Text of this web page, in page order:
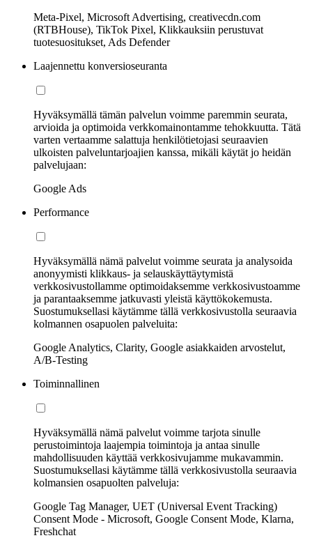
Meta-Pixel, Microsoft Advertising, creativecdn.com
(RTBHouse), TikTok Pixel, Klikkauksiin perustuvat
tuotesuositukset, Ads Defender
Laajennettu konversioseuranta
Hyväksymällä tämän palvelun voimme paremmin seurata,
arvioida ja optimoida verkkomainontamme tehokkuutta. Tätä
varten vertaamme salattuja henkilötietojasi seuraavien
ulkoisten palveluntarjoajien kanssa, mikäli käytät jo heidän
palvelujaan:
Google Ads
Performance
Hyväksymällä nämä palvelut voimme seurata ja analysoida
anonyymisti klikkaus- ja selauskäyttäytymistä
verkkosivustollamme optimoidaksemme verkkosivustoamme
ja parantaaksemme jatkuvasti yleistä käyttökokemusta.
Suostumuksellasi käytämme tällä verkkosivustolla seuraavia
kolmannen osapuolen palveluita:
Google Analytics, Clarity, Google asiakkaiden arvostelut,
A/B-Testing
Toiminnallinen
Hyväksymällä nämä palvelut voimme tarjota sinulle
perustoimintoja laajempia toimintoja ja antaa sinulle
mahdollisuuden käyttää verkkosivujamme mukavammin.
Suostumuksellasi käytämme tällä verkkosivustolla seuraavia
kolmansien osapuolten palveluja:
Google Tag Manager, UET (Universal Event Tracking)
Consent Mode - Microsoft, Google Consent Mode, Klarna,
Freshchat